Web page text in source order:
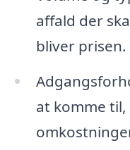
affald der
bliver prisen.
at komme